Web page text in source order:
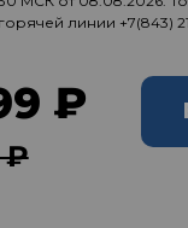
линии +7(843)
₽
₽